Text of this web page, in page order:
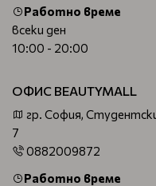
Работно време
всеки ден
10:00 - 20:00
ОФИС BEAUTYMALL
гр. София,
7
0882009872
Работно време